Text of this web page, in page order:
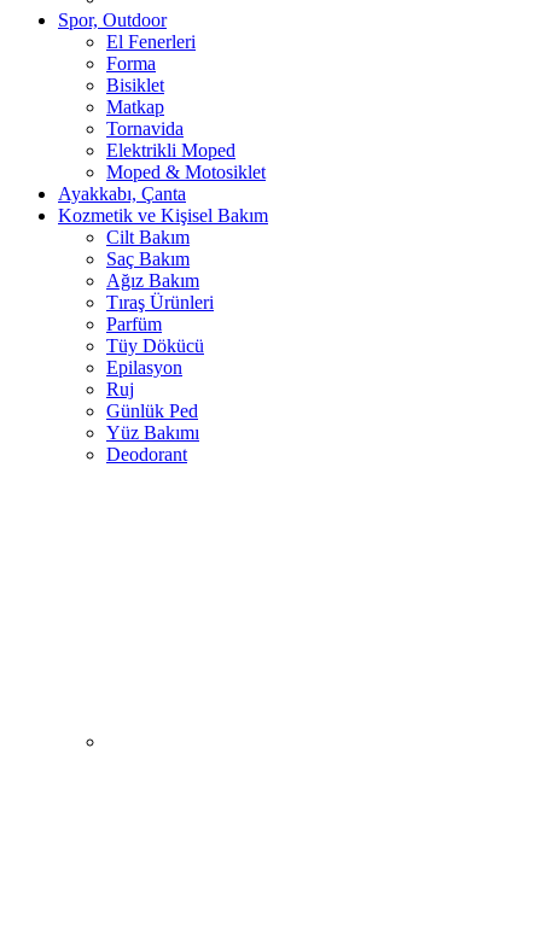
Spor, Outdoor
El Fenerleri
Forma
Bisiklet
Matkap
Tornavida
Elektrikli Moped
Moped & Motosiklet
Ayakkabı, Çanta
Kozmetik ve Kişisel Bakım
Cilt Bakım
Saç Bakım
Ağız Bakım
Tıraş Ürünleri
Parfüm
Tüy Dökücü
Epilasyon
Ruj
Günlük Ped
Yüz Bakımı
Deodorant